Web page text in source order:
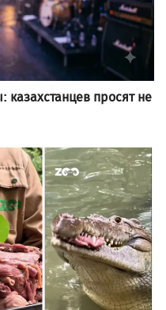
казахстанцев просят не